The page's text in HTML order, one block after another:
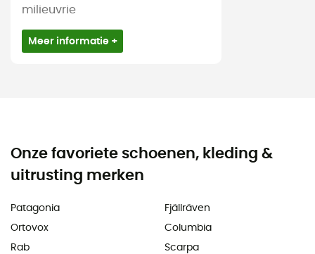
milieuvrie
Meer informatie +
Onze favoriete schoenen, kleding &
uitrusting merken
Patagonia
Ortovox
Rab
Fjällräven
Columbia
Scarpa